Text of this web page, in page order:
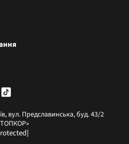
вул. Предславинська, буд. 43/2